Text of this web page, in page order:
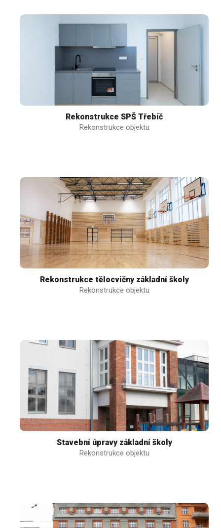
Rekonstrukce SPŠ Třebíč
Rekonstrukce objektu
Rekonstrukce tělocvičny základní školy
Rekonstrukce objektu
Stavební úpravy základní školy
Rekonstrukce objektu